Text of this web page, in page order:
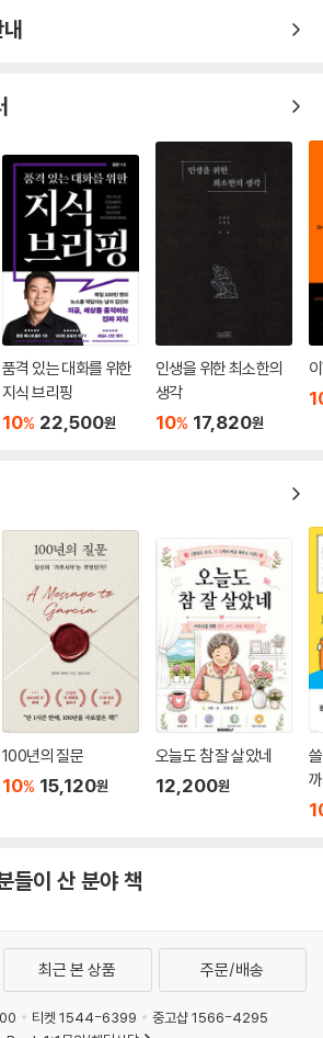
키우는 것이 더 중요하다”라고 힘주어 말합니
을 치료할 수 없습니다. 우리 문명의 위기를 구
찾을 수 있을까요?
해서 데이비드 베레비는 무엇보다 근본속성오
장합니다. 이는 자신의 잘못이나 한계는 ‘상황’
패는 ‘본질’ 탓으로 돌리는 태도를 말합니다. 나
을 망쳤지만, 친구는 원래부터 게으르기에 시험
입니다.
관처럼 생각하라고 충고합니다. 법관은 자신의
아들일 만한 합리적인 결론을 내놓아야 합니다.
그러합니다. 그렇다면 일상에서도 서로의 종교
않고도, 합리적인 합의가 가능하지 않을까요?
마제국의 수도인 로마, 20세기의 뉴욕과 런던,
은 한 시대의 중요한 발전을 이루어낸 도시들입
사람들로 가득하다는 데 있습니다. 새로운 사람
때, 우리의 지혜는 한 뼘 높게 자라납니다. 다
여기에 있지요.
늘 위태위태한 긴장 관계입니다. 낯선 이에 대
으로 바뀌는 경우가 드물지 않습니다. 그래서
심을 주고받는 법을 연습하라고 하지요. 인간관
사라지고 있는 듯싶다면 자신을 방치하지 말라
게 말합니다. “고통은 최악이 아니다. 최악은 무
하며, 사회를 유지하는 데 꼭 필요하지만 그만
던 돌봄, 가사, 시민 노동을 임금 노동에 포함하
가가치를 창출해내야 한다는 네덜란드 사상가
기를 통해 노동에 관한 새로운 상상력과 통찰력
어 환경을 읽는 준거가 될 다양한 철학자의 관점
론학자 마셜 매클루언의 주장처럼, 전자 매체와
각에만 의존하는 문자 문명에서 오감을 모두 활
금 이끌었다. 한편 발터 베냐민과 장 보드리야
상과의 관계보다 온라인 속 조작 가능한 이미
각광받는 시대가 되었다. 홍수처럼 쏟아지는 정
득한 미디어 환경에서 사람들은 스스로 판단하
빠지기도 한다. 『철학으로 돌파하라』는 우리가
에서 바라볼 수 있도록 도우면서, 그다음으로
을 던진다. 새로운 정치적 주체인 ‘다중’이 이끄
감정이 흐르는 시대, ‘이성’이 제대로 작동할
가능성을 논하는 데 주요한 참조점이 되어줄 것
찾고 편견과 혐오에서 벗어나라!
곤한 시대에 권하는 철학이라는 처방전
의 키워드는 삶의 ‘서사’다. 저자는 그 어느 때
시대를 살면서도 우울과 불안, 공허를 느끼는
어떤 삶을 살아가야 하는지를 엮는 스토리텔
진단한다. 삶에 의미를 부여하고 어떻게 살아
자기 ‘서사’가 단단할수록 갈등과 위기에 유연
를 되찾아주는 종교의 역할을 다시금 조명하
욱 심화되고 있는 편견과 혐오에서 빠져나오는
가 공통으로 꼬집듯, 인간은 무리를 짓는 본능
속하지 않은 집단에 대해 손쉽게 편견을 갖는다.
품격 있는 대화를 위한
지식 브리핑
10% 22,500원
인생을 위한 최소한의
생각
10% 17,820원
100년의 질문
10% 15,120원
오늘도 참 잘 살았네
12,200원
들이 산 분야 책
최근 본 상품 주문/배송
티켓 1544-6399
중고샵 1566-4295